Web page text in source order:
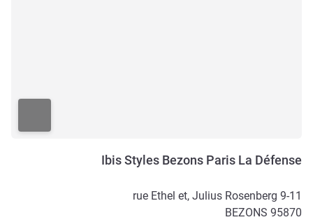
Ibis Styles Bezons Paris La Défense
9-11 rue Ethel et, Julius Rosenberg
95870
BEZONS